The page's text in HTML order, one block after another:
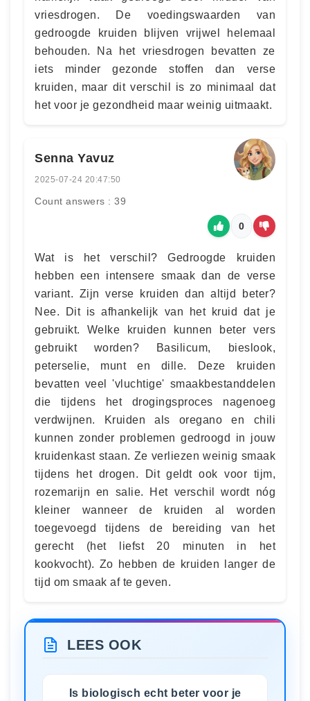
vriesdrogen. De voedingswaarden van
gedroogde kruiden blijven vrijwel helemaal
behouden. Na het vriesdrogen bevatten ze
iets minder gezonde stoffen dan verse
kruiden, maar dit verschil is zo minimaal dat
het voor je gezondheid maar weinig uitmaakt.
Senna Yavuz
2025-07-24 20:47:50
Count answers : 39
0
Wat is het verschil? Gedroogde kruiden
hebben een intensere smaak dan de verse
variant. Zijn verse kruiden dan altijd beter?
Nee. Dit is afhankelijk van het kruid dat je
gebruikt. Welke kruiden kunnen beter vers
gebruikt worden? Basilicum, bieslook,
peterselie, munt en dille. Deze kruiden
bevatten veel 'vluchtige' smaakbestanddelen
die tijdens het drogingsproces nagenoeg
verdwijnen. Kruiden als oregano en chili
kunnen zonder problemen gedroogd in jouw
kruidenkast staan. Ze verliezen weinig smaak
tijdens het drogen. Dit geldt ook voor tijm,
rozemarijn en salie. Het verschil wordt nóg
kleiner wanneer de kruiden al worden
toegevoegd tijdens de bereiding van het
gerecht (het liefst 20 minuten in het
kookvocht). Zo hebben de kruiden langer de
tijd om smaak af te geven.
LEES OOK
Is biologisch echt beter voor je